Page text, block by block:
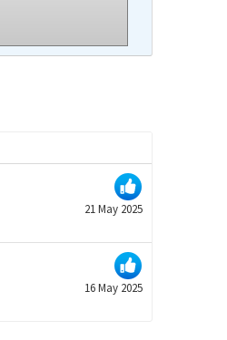
21 May 2025
16 May 2025